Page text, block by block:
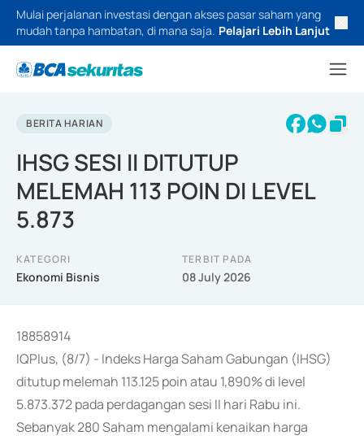
Mulai perjalanan investasi dengan akses pasar saham yang
mudah tanpa hambatan, di mana saja. Pelajari Lebih Lanjut
BERITA HARIAN
IHSG SESI II DITUTUP
MELEMAH 113 POIN DI LEVEL
5.873
KATEGORI
Ekonomi Bisnis
TERBIT PADA
08 July 2026
18858914
IQPlus, (8/7) - Indeks Harga Saham Gabungan (IHSG)
ditutup melemah 113.125 poin atau 1,890% di level
5.873.372 pada perdagangan sesi II hari Rabu ini.
Sebanyak 280 Saham mengalami kenaikan harga